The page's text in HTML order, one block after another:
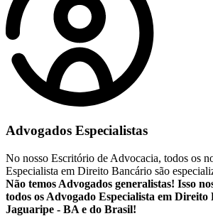
Advogados Especialistas
No nosso Escritório de Advocacia, todos os
Especialista em Direito Bancário são
Não temos Advogados generalistas! Isso
todos os Advogado Especialista em Direito
Jaguaripe - BA e do Brasil!